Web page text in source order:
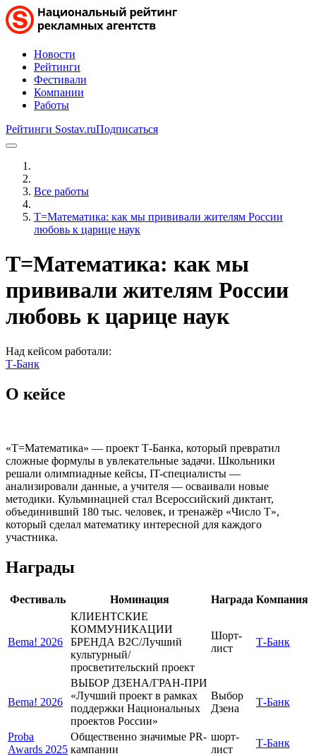
Новости
Рейтинги
Фестивали
Компании
Работы
Рейтинги Sostav.ruПодписаться
Все работы
Т=Математика: как мы прививали жителям России
любовь к царице наук
Т=Математика: как мы
прививали жителям России
любовь к царице наук
Над кейсом работали:
Т-Банк
О кейсе
«Т=Математика» — проект Т-Банка, который превратил
сложные формулы в увлекательные задачи. Школьники
решали олимпиадные кейсы, IT-специалисты —
анализировали данные, а учителя — осваивали новые
методики. Кульминацией стал Всероссийский диктант,
объединивший 180 тыс. человек, и тренажёр «Число Т»,
который сделал математику интересной для каждого
участника.
Награды
Фестиваль Номинация Награда Компания
Bema! 2026
КЛИЕНТСКИЕ
КОММУНИКАЦИИ
БРЕНДА B2C/Лучший
культурный/
просветительский проект
Шорт-
лист
Т-Банк
Bema! 2026
ВЫБОР ДЗЕНА/ГРАН-ПРИ
«Лучший проект в рамках
поддержки Национальных
проектов России»
Выбор
Дзена
Т-Банк
Proba
Awards 2025
Общественно значимые PR-
кампании
шорт-
лист
Т-Банк